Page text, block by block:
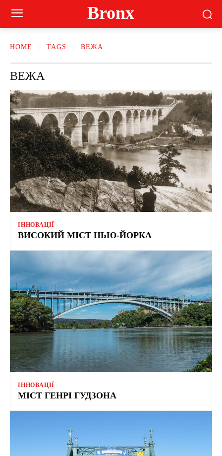
Bronx
HOME TAGS ВЕЖА
ВЕЖА
ІННОВАЦІЇ
ВИСОКИЙ МІСТ НЬЮ-ЙОРКА
ІННОВАЦІЇ
МІСТ ГЕНРІ ГУДЗОНА